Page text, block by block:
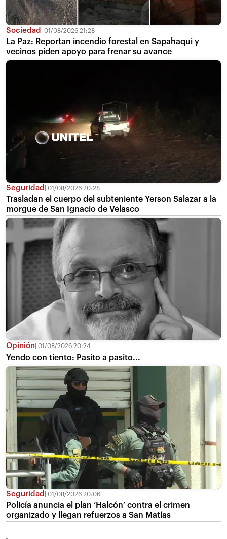
Sociedad 01/08/2026 21:28
La Paz: Reportan incendio forestal en Sapahaqui y
vecinos piden apoyo para frenar su avance
Seguridad 01/08/2026 20:28
Trasladan el cuerpo del subteniente Yerson Salazar a la
morgue de San Ignacio de Velasco
Opinión 01/08/2026 20:24
Yendo con tiento: Pasito a pasito...
Seguridad 01/08/2026 20:06
Policía anuncia el plan ‘Halcón’ contra el crimen
organizado y llegan refuerzos a San Matías